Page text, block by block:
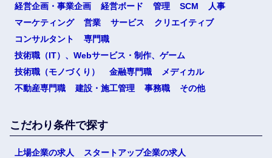
経営企画・事業企画 経営ボード 管理 SCM
人事
マーケティング
営業 サービス
クリエイティブ
コンサルタント
専門職
技術職（IT）、Webサービス・制作、ゲーム
技術職（モノづくり）
金融専門職
メディカル
不動産専門職
建設・施工管理 事務職 その他
こだわり条件で探す
上場企業の求人
スタートアップ企業の求人